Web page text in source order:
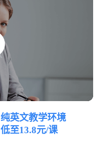
纯英文教学环境
低至13.8元/课